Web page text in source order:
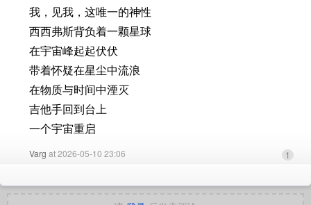
我，见我，这唯一的神性
西西弗斯背负着一颗星球
在宇宙峰起起伏伏
带着怀疑在星尘中流浪
在物质与时间中湮灭
吉他手回到台上
一个宇宙重启
Varg at 2026-05-10 23:06 1